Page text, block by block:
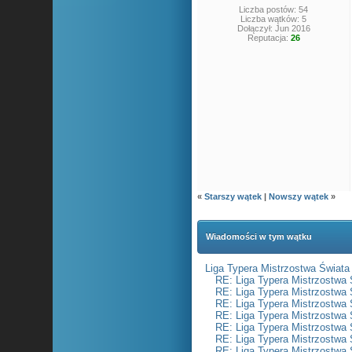
Liczba postów: 54
Liczba wątków: 5
Dołączył: Jun 2016
Reputacja: 26
«Starszy wątek |Nowszy wątek »
Wiadomości w tym wątku
Liga Typera Mistrzostwa Świata
RE: Liga Typera Mistrzostwa
RE: Liga Typera Mistrzostwa
RE: Liga Typera Mistrzostwa
RE: Liga Typera Mistrzostwa
RE: Liga Typera Mistrzostwa
RE: Liga Typera Mistrzostwa